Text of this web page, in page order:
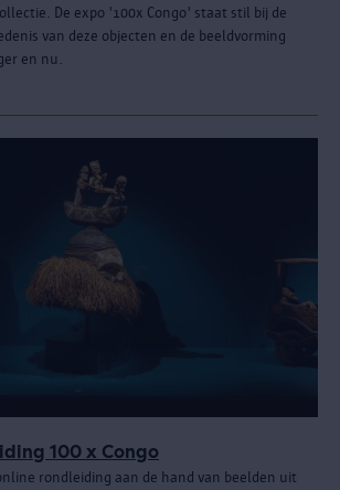
De expo '100x Congo' staat stil bij de
van deze objecten en de beeldvorming
en nu.
100 x Congo
rondleiding aan de hand van beelden uit